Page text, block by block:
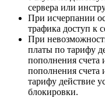
сервера или
При исчерпании
трафика доступ к
При
платы по тарифу
пополнения счета
пополнения счета
тарифу действие
блокировки.